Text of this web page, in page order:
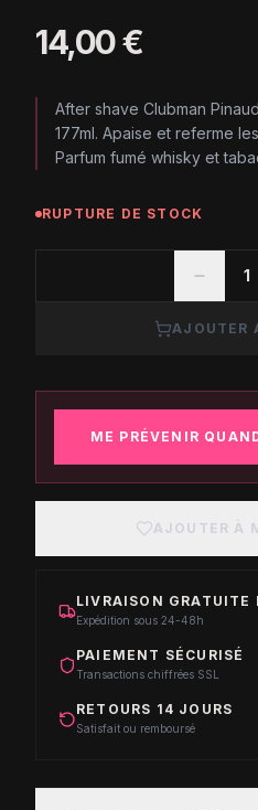
14,00 €
After shave Clubman
177ml. Apaise et referme
Parfum fumé whisky et
RUPTURE DE STOCK
1
AJOUTER
ME PRÉVENIR
AJOUTER À
LIVRAISON GRATUITE
Expédition sous 24-48h
PAIEMENT SÉCURISÉ
Transactions chiffrées SSL
RETOURS 14 JOURS
Satisfait ou remboursé